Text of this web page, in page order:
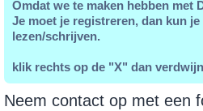
Omdat we te maken hebben met
Je moet je registreren, dan kun
lezen/schrijven.
klik rechts op de "X" dan
Neem contact op met een